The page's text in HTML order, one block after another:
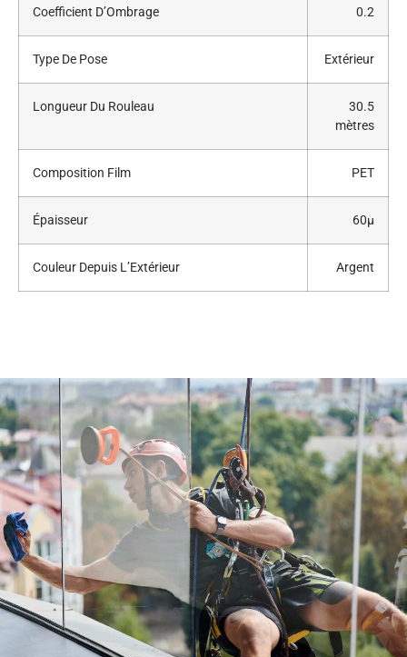
Coefficient D’Ombrage 0.2
Type De Pose Extérieur
Longueur Du Rouleau
30.5
mètres
Composition Film PET
Épaisseur 60μ
Couleur Depuis L’Extérieur Argent